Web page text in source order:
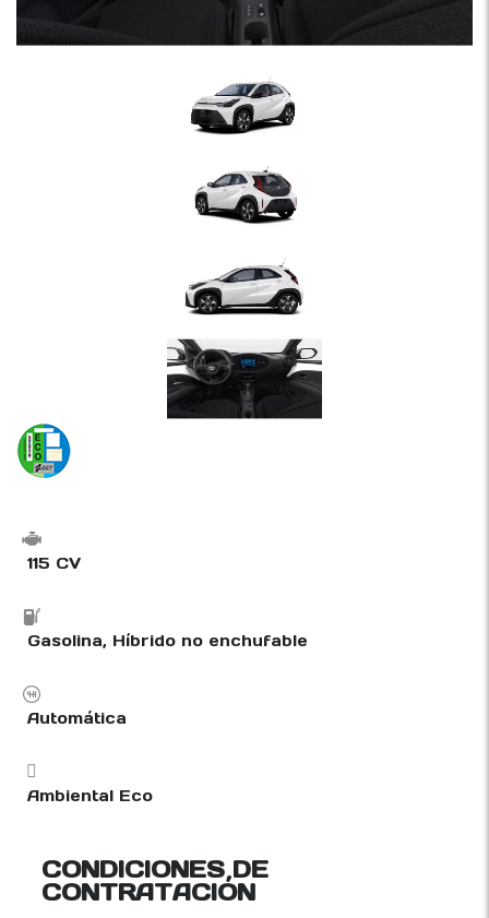
115 CV
Gasolina, Híbrido no enchufable
Automática
Ambiental Eco
CONDICIONES DE
CONTRATACIÓN